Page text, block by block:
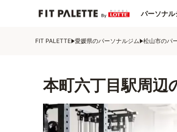
パーソナ
FIT PALETTE 愛媛県のパーソナルジム 松山市のパ
本町六丁目駅周辺